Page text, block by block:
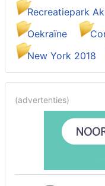
Recreatiepark
Oekraïne
New York 2018
(advertenties)